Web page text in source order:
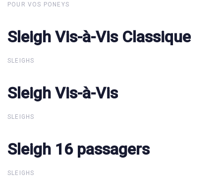
POUR VOS PONEYS
Sleigh Vis-à-Vis Classique
Sleigh Vis-à-Vis Classique
SLEIGHS
Sleigh Vis-à-Vis
Sleigh Vis-à-Vis
SLEIGHS
Sleigh 16 passagers
Sleigh 16 passagers
SLEIGHS